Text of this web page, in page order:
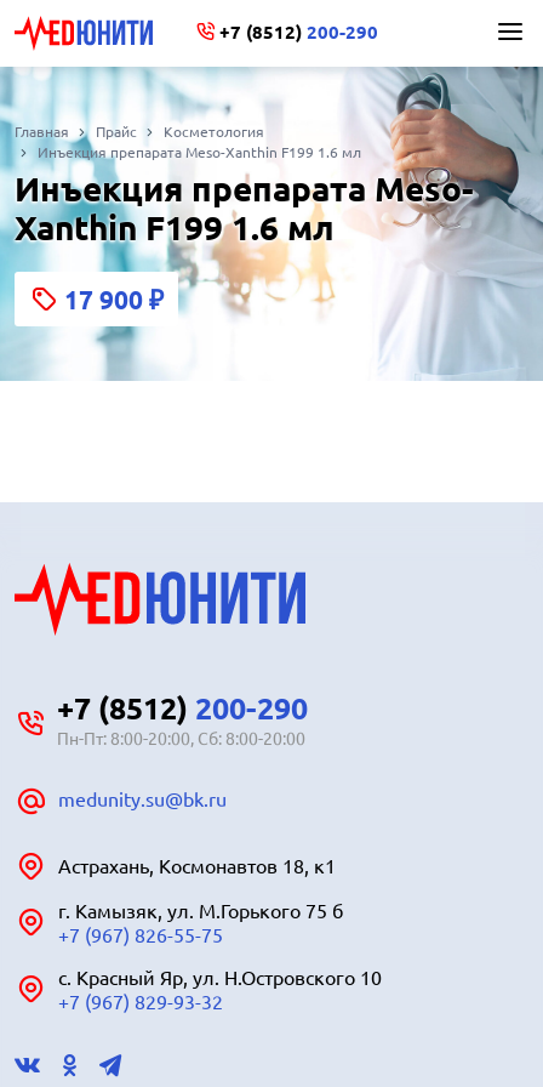
+7 (8512) 200-290
Главная Прайс
Косметология
Инъекция препарата Meso-Xanthin F199 1.6 мл
Инъекция препарата Meso-
Xanthin F199 1.6 мл
17 900 ₽
+7 (8512) 200-290
Пн-Пт: 8:00-20:00, Сб: 8:00-20:00
medunity.su@bk.ru
Астрахань, Космонавтов 18, к1
г. Камызяк, ул. М.Горького 75 б
+7 (967) 826-55-75
с. Красный Яр, ул. Н.Островского 10
+7 (967) 829-93-32